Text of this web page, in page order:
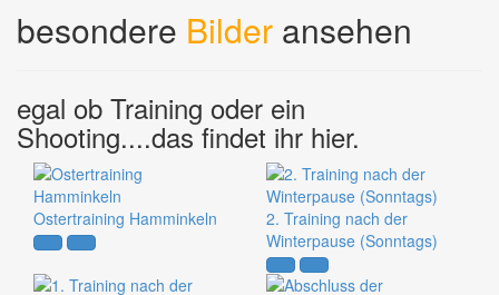
besondere Bilder ansehen
egal ob Training oder ein
Shooting....das findet ihr hier.
Ostertraining Hamminkeln
2. Training nach der
Winterpause (Sonntags)